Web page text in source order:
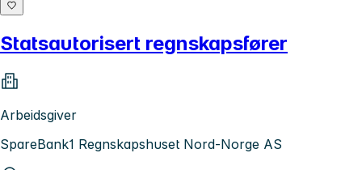
Statsautorisert regnskapsfører
Arbeidsgiver
SpareBank1 Regnskapshuset Nord-Norge AS